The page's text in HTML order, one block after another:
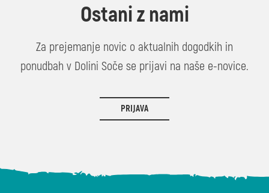
Ostani z nami
Za prejemanje novic o aktualnih dogodkih in
ponudbah v Dolini Soče se prijavi na naše e-novice.
PRIJAVA